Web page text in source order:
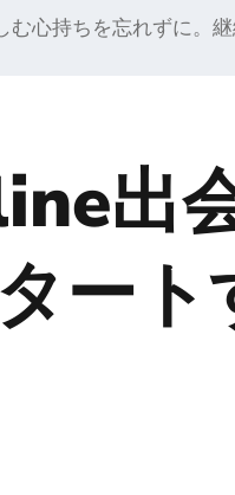
む心持ちを忘れずに。
出
ー